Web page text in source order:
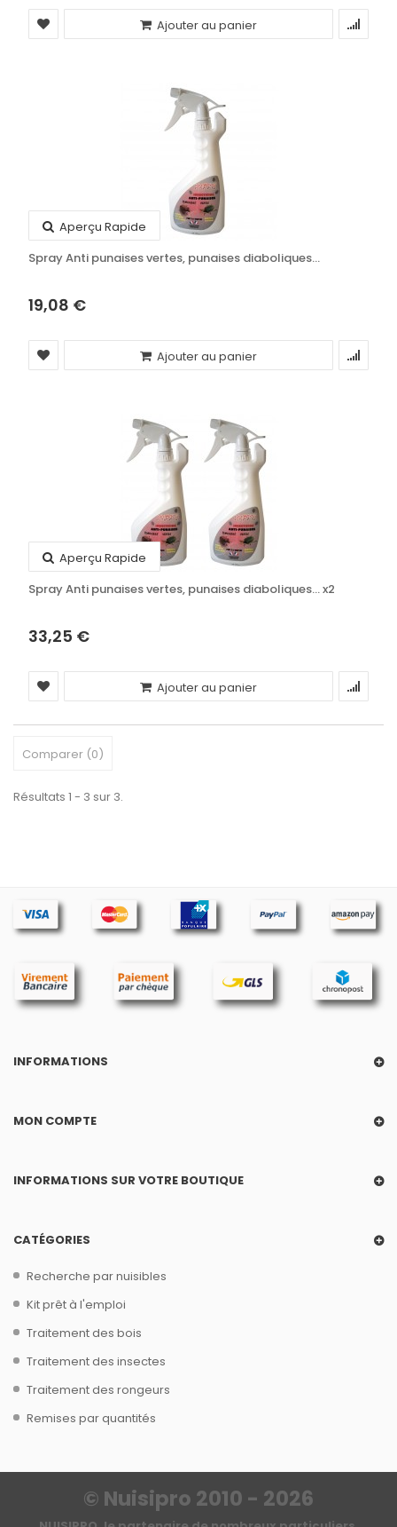
Ajouter au panier
Aperçu Rapide
Spray Anti punaises vertes, punaises diaboliques...
19,08 €
Ajouter au panier
Aperçu Rapide
Spray Anti punaises vertes, punaises diaboliques... x2
33,25 €
Ajouter au panier
Comparer (0)
Résultats 1 - 3 sur 3.
INFORMATIONS
MON COMPTE
INFORMATIONS SUR VOTRE BOUTIQUE
CATÉGORIES
Recherche par nuisibles
Kit prêt à l'emploi
Traitement des bois
Traitement des insectes
Traitement des rongeurs
Remises par quantités
© Nuisipro 2010 - 2026